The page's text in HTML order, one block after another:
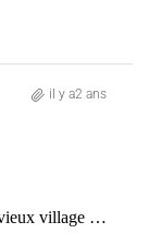
il y a2 ans
Elégante villa avec vue mer à proximité du vieux village de Mougins